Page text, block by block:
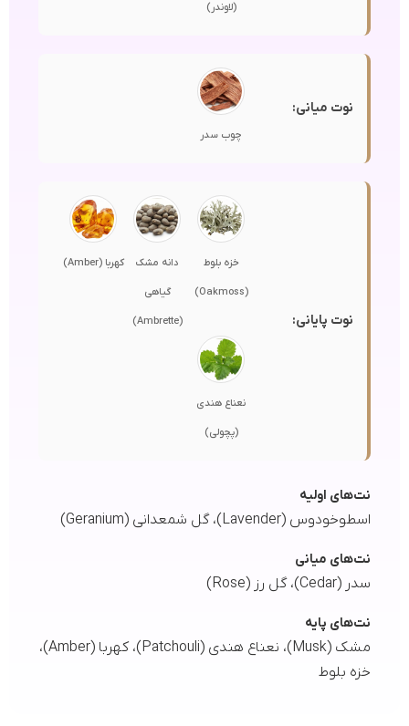
(لاوندر)
نوت میانی:
چوب سدر
نوت پایانی:
خزه بلوط
(Oakmoss)
دانه مشک
گیاهی
(Ambrette)
کهربا (Amber)
نعناع هندی
(پچولی)
نت‌های اولیه
اسطوخودوس (Lavender)، گل شمعدانی (Geranium)
نت‌های میانی
سدر (Cedar)، گل رز (Rose)
نت‌های پایه
مشک (Musk)، نعناع هندی (Patchouli)، کهربا (Amber)،
خزه بلوط